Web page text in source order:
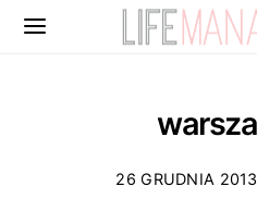
26 GRUDNIA 2013